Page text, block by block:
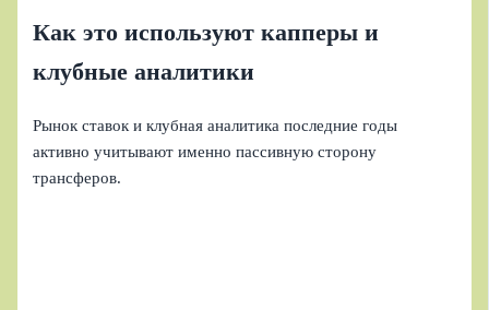
Как это используют капперы и
клубные аналитики
Рынок ставок и клубная аналитика последние годы
активно учитывают именно пассивную сторону
трансферов.